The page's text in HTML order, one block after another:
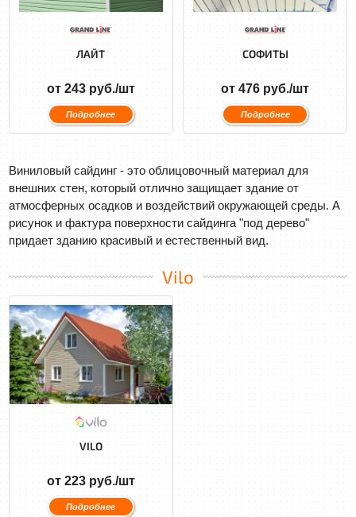
ЛАЙТ
от 243 руб./шт
Подробнее
СОФИТЫ
от 476 руб./шт
Подробнее
Виниловый сайдинг - это облицовочный материал для
внешних стен, который отлично защищает здание от
атмосферных осадков и воздействий окружающей среды. А
рисунок и фактура поверхности сайдинга "под дерево"
придает зданию красивый и естественный вид.
Vilo
VILO
от 223 руб./шт
Подробнее